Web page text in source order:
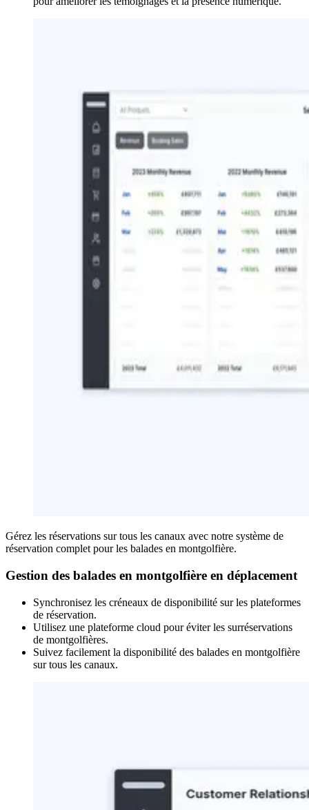
Gérez les réservations sur tous les canaux avec notre système de
réservation complet pour les balades en montgolfière.
Gestion des balades en montgolfière en déplacement
Synchronisez les créneaux de disponibilité sur les plateformes
de réservation.
Utilisez une plateforme cloud pour éviter les surréservations
de montgolfières.
Suivez facilement la disponibilité des balades en montgolfière
sur tous les canaux.